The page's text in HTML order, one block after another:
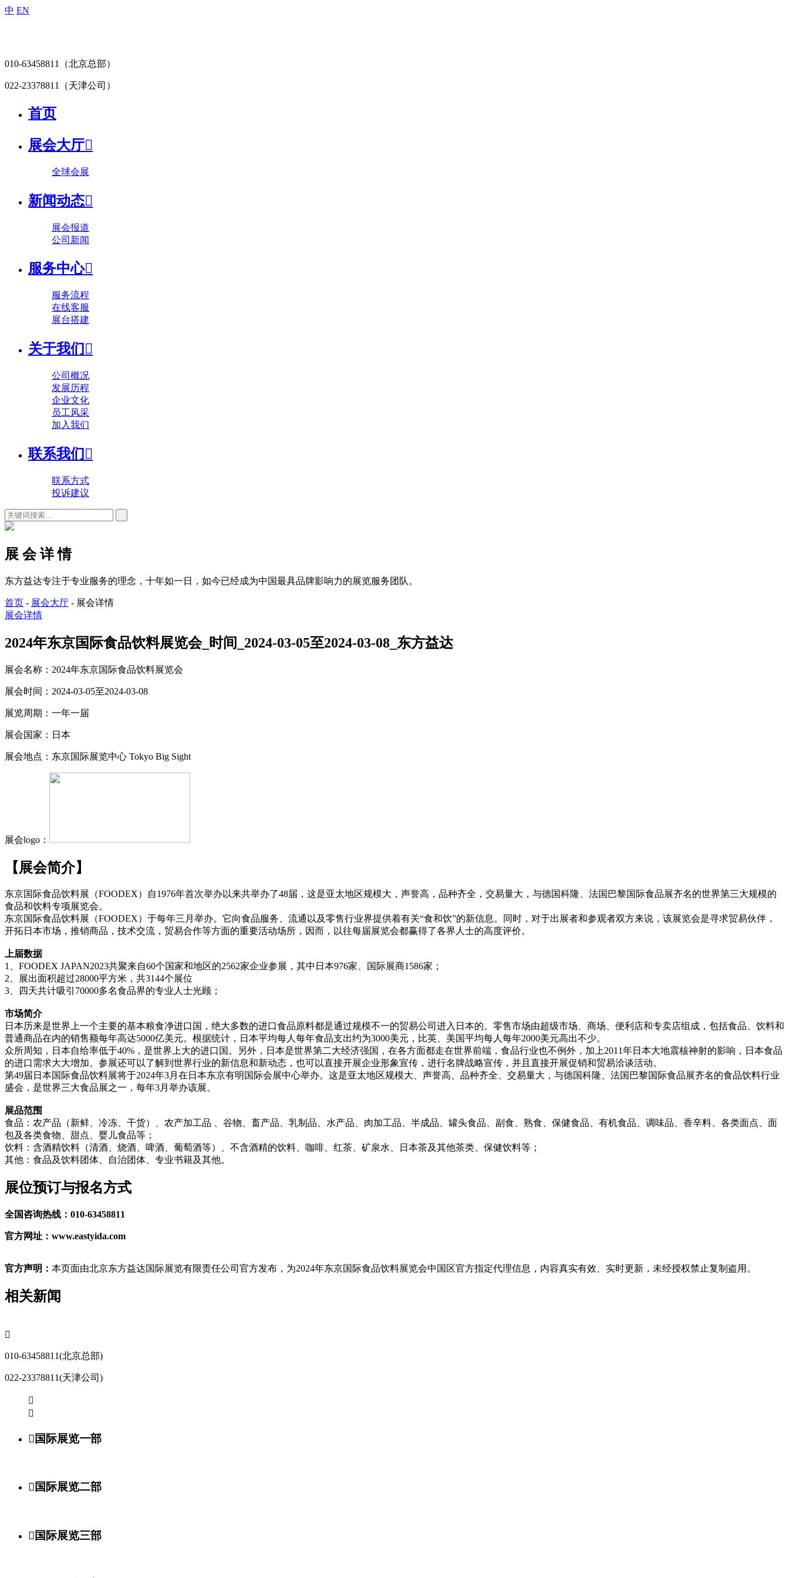
中 EN
010-63458811 （北京总部）
022-23378811 （天津公司）
首页
展会大厅
全球会展
新闻动态
展会报道
公司新闻
服务中心
服务流程
在线客服
展台搭建
关于我们 
公司概况
发展历程
企业文化
员工风采
加入我们
联系我们 
联系方式
投诉建议
展 会 详 情
东方益达专注于专业服务的理念，十年如一日，如今已经成为中国最具品牌影响力的展览服务团队。
首页 - 展会大厅 - 展会详情
展会详情
2024年东京国际食品饮料展览会_时间_2024-03-05至2024-03-08_东方益达
展会名称： 2024年东京国际食品饮料展览会
展会时间： 2024-03-05至2024-03-08
展览周期： 一年一届
展会国家： 日本
展会地点： 东京国际展览中心 Tokyo Big Sight
展会logo：
【展会简介】
东京国际食品饮料展（FOODEX）自1976年首次举办以来共举办了48届，这是亚太地区规模大，声誉高，品种齐全，交易量大，与德国科隆、法国巴黎国际食品展齐名的世界第三大规模的
食品和饮料专项展览会。
东京国际食品饮料展（FOODEX）于每年三月举办。它向食品服务、流通以及零售行业界提供着有关“食和饮”的新信息。同时，对于出展者和参观者双方来说，该展览会是寻求贸易伙伴，
开拓日本市场，推销商品，技术交流，贸易合作等方面的重要活动场所，因而，以往每届展览会都赢得了各界人士的高度评价。
上届数据
1、FOODEX JAPAN2023共聚来自60个国家和地区的2562家企业参展，其中日本976家、国际展商1586家；
2、展出面积超过28000平方米，共3144个展位
3、四天共计吸引70000多名食品界的专业人士光顾；
市场简介
日本历来是世界上一个主要的基本粮食净进口国，绝大多数的进口食品原料都是通过规模不一的贸易公司进入日本的。零售市场由超级市场、商场、便利店和专卖店组成，包括食品、饮料和
普通商品在内的销售额每年高达5000亿美元。根据统计，日本平均每人每年食品支出约为3000美元，比英、美国平均每人每年2000美元高出不少。
众所周知，日本自给率低于40%，是世界上大的进口国。另外，日本是世界第二大经济强国，在各方面都走在世界前端，食品行业也不例外，加上2011年日本大地震核神射的影响，日本食品
的进口需求大大增加。参展还可以了解到世界行业的新信息和新动态，也可以直接开展企业形象宣传，进行名牌战略宣传，并且直接开展促销和贸易洽谈活动。
第49届日本国际食品饮料展将于2024年3月在日本东京有明国际会展中心举办。这是亚太地区规模大、声誉高、品种齐全、交易量大，与德国科隆、法国巴黎国际食品展齐名的食品饮料行业
盛会，是世界三大食品展之一，每年3月举办该展。
展品范围
食品：农产品（新鲜、冷冻、干货）、农产加工品 、谷物、畜产品、乳制品、水产品、肉加工品、半成品、罐头食品、副食、熟食、保健食品、有机食品、调味品、香辛料、各类面点、面
包及各类食物、甜点、婴儿食品等；
饮料：含酒精饮料（清酒、烧酒、啤酒、葡萄酒等）、不含酒精的饮料、咖啡、红茶、矿泉水、日本茶及其他茶类、保健饮料等；
其他：食品及饮料团体、自治团体、专业书籍及其他。
展位预订与报名方式
全国咨询热线：010-63458811
官方网址：www.eastyida.com
官方声明： 本页面由北京东方益达国际展览有限责任公司官方发布，为2024年东京国际食品饮料展览会中国区官方指定代理信息，内容真实有效、实时更新，未经授权禁止复制盗用。
相关新闻

010-63458811(北京总部)
022-23378811(天津公司)


国际展览一部
国际展览二部
国际展览三部